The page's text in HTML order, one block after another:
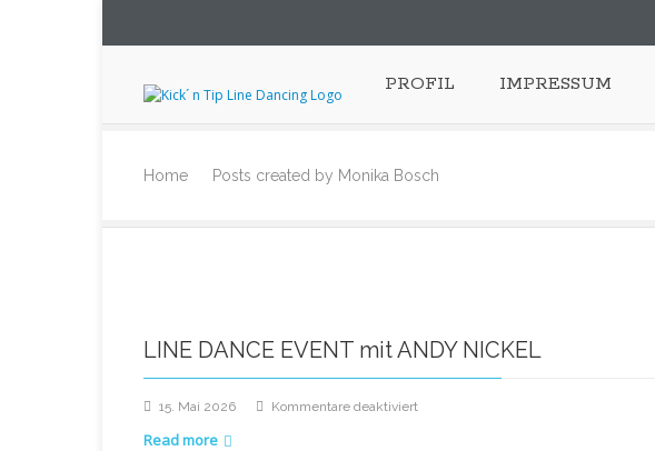
PROFIL IMPRESSUM
Home Posts created by Monika Bosch
LINE DANCE EVENT mit ANDY NICKEL
15. Mai 2026 Kommentare deaktiviert
Read more